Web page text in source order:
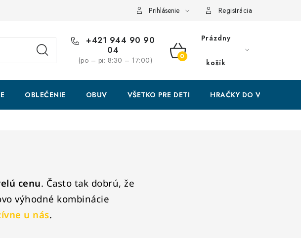
Prihlásenie Registrácia
+421 944 90 90
04
(po – pi: 8:30 – 17:00)
NÁKUPNÝ
Prázdny
košík
OBLEČENIE OBUV VŠETKO PRE DETI HRAČKY DO VODY
cenu. Často tak dobrú, že
výhodné kombinácie
u nás.